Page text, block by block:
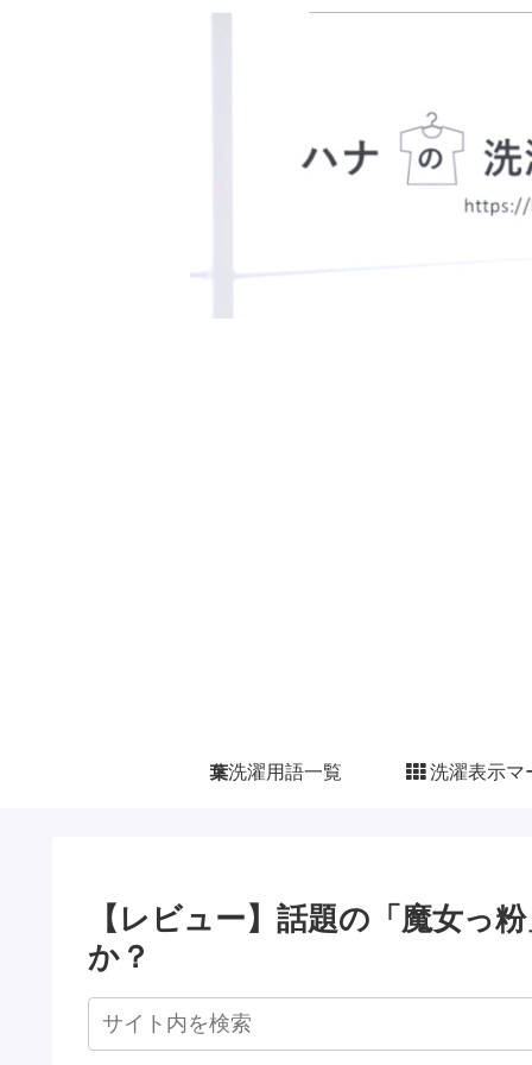
洗濯用語一覧 洗濯表示マ
【レビュー】話題の「魔女っ
か？